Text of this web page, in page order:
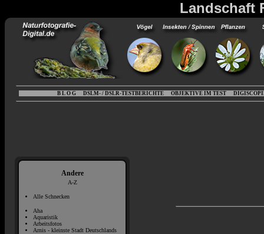
Landschaft
B L O G DSLM- / DSLR-TESTBERICHTE OBJEKTIVE IM TEST
Andere
A-Z
Alle Schnecken
Aha
Aquaristik
Arbeitsfotos
Arnis - kleinste Stadt Deutschlands